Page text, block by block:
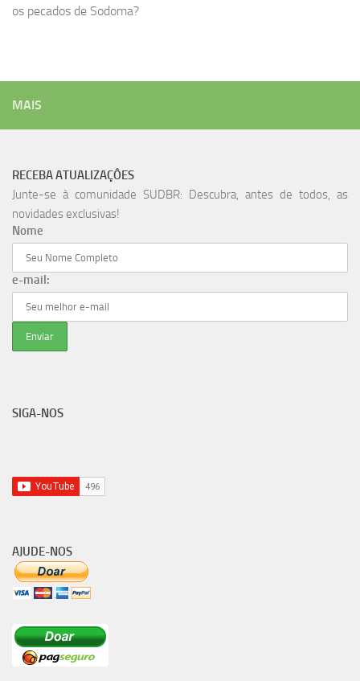
os pecados de Sodoma?
MAIS
RECEBA ATUALIZAÇÔES
Junte-se à comunidade SUDBR: Descubra, antes de todos, as
novidades exclusivas!
Nome
e-mail:
SIGA-NOS
AJUDE-NOS